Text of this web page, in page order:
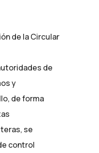
de la Circular
de
y
de forma
se
control